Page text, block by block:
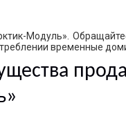
Модуль».
временные